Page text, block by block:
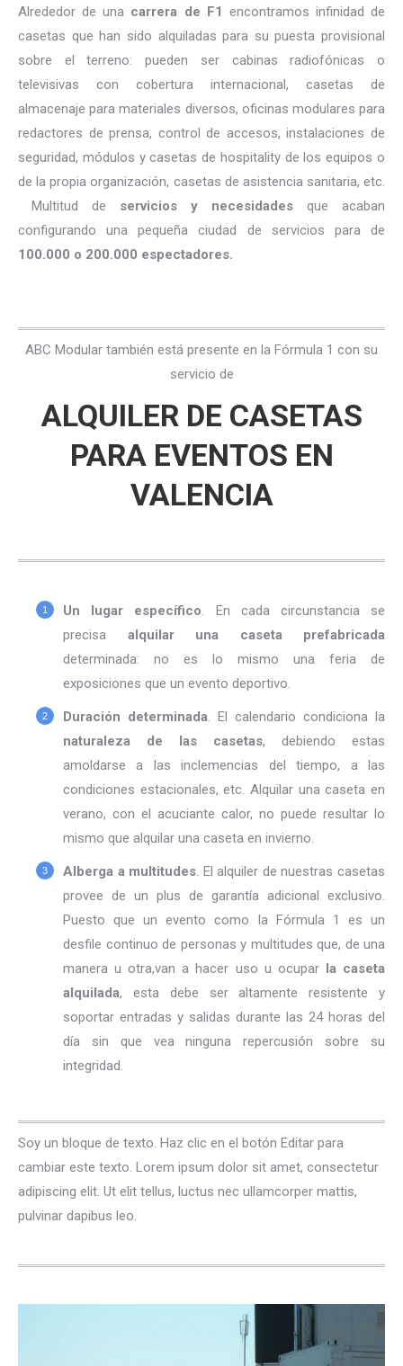
Alrededor de una carrera de F1 encontramos infinidad de
casetas que han sido alquiladas para su puesta provisional
sobre el terreno: pueden ser cabinas radiofónicas o
televisivas con cobertura internacional, casetas de
almacenaje para materiales diversos, oficinas modulares para
redactores de prensa, control de accesos, instalaciones de
seguridad, módulos y casetas de hospitality de los equipos o
de la propia organización, casetas de asistencia sanitaria, etc.
Multitud de servicios y necesidades que acaban
configurando una pequeña ciudad de servicios para de
100.000 o 200.000 espectadores.
ABC Modular también está presente en la Fórmula 1 con su
servicio de
ALQUILER DE CASETAS
PARA EVENTOS EN
VALENCIA
Un lugar específico. En cada circunstancia se
precisa alquilar una caseta prefabricada
determinada: no es lo mismo una feria de
exposiciones que un evento deportivo.
Duración determinada. El calendario condiciona la
naturaleza de las casetas, debiendo estas
amoldarse a las inclemencias del tiempo, a las
condiciones estacionales, etc. Alquilar una caseta en
verano, con el acuciante calor, no puede resultar lo
mismo que alquilar una caseta en invierno.
Alberga a multitudes. El alquiler de nuestras casetas
provee de un plus de garantía adicional exclusivo.
Puesto que un evento como la Fórmula 1 es un
desfile continuo de personas y multitudes que, de una
manera u otra,van a hacer uso u ocupar la caseta
alquilada, esta debe ser altamente resistente y
soportar entradas y salidas durante las 24 horas del
día sin que vea ninguna repercusión sobre su
integridad.
Soy un bloque de texto. Haz clic en el botón Editar para
cambiar este texto. Lorem ipsum dolor sit amet, consectetur
adipiscing elit. Ut elit tellus, luctus nec ullamcorper mattis,
pulvinar dapibus leo.